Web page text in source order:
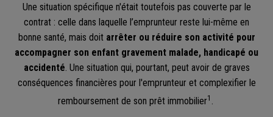
Une situation spécifique n'était toutefois pas couverte par le
contrat : celle dans laquelle l’emprunteur reste lui-même en
bonne santé, mais doit arrêter ou réduire son activité pour
accompagner son enfant gravement malade, handicapé ou
accidenté. Une situation qui, pourtant, peut avoir de graves
conséquences financières pour l'emprunteur et complexifier le
remboursement de son prêt immobilier1 .